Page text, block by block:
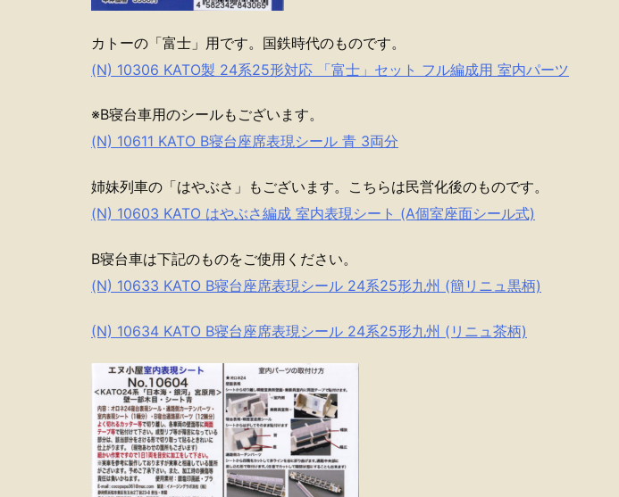
カトーの「富士」用です。国鉄時代のものです。
(N) 10306 KATO製 24系25形対応 「富士」セット フル編成用 室内パーツ
※B寝台車用のシールもございます。
(N) 10611 KATO B寝台座席表現シール 青 3両分
姉妹列車の「はやぶさ」もございます。こちらは民営化後のものです。
(N) 10603 KATO はやぶさ編成 室内表現シート (A個室座面シール式)
B寝台車は下記のものをご使用ください。
(N) 10633 KATO B寝台座席表現シール 24系25形九州 (簡リニュ黒柄)
(N) 10634 KATO B寝台座席表現シール 24系25形九州 (リニュ茶柄)